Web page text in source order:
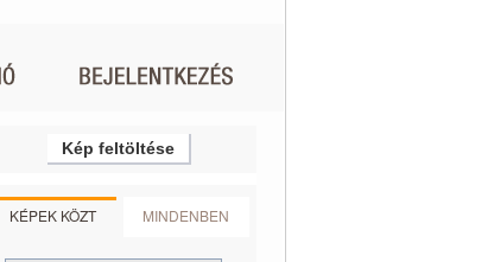
Kép feltöltése
KÉPEK KÖZT MINDENBEN